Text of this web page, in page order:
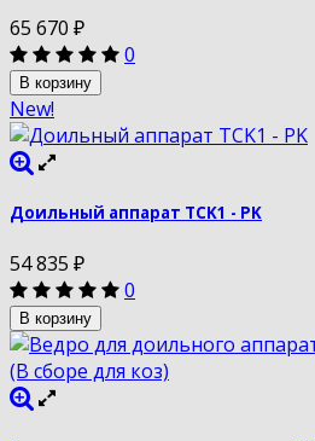
65 670 ₽
0
В корзину
New!
Доильный аппарат TCK1 - PK
54 835 ₽
0
В корзину